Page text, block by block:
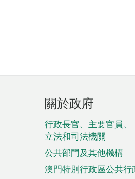
頁
腳
菜
單
關於政府
行政長官、主要官員、
立法和司法機關
公共部門及其他機構
澳門特別行政區公共行